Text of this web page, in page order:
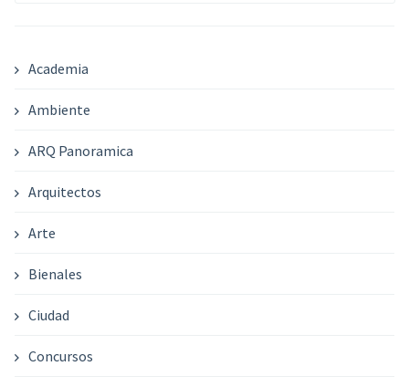
Academia
Ambiente
ARQ Panoramica
Arquitectos
Arte
Bienales
Ciudad
Concursos